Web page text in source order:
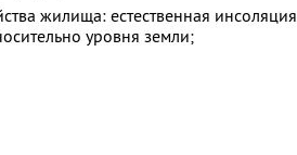
жилища: естественная инсоляция
уровня земли;